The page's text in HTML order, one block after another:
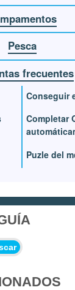
Pesca
frecuentes
Conseguir
Completar
Puzle del